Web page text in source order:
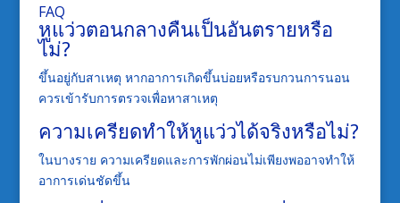
FAQ
หูแว่วตอนกลางคืนเป็นอันตรายหรือ
ไม่?
ขึ้นอยู่กับสาเหตุ หากอาการเกิดขึ้นบ่อยหรือรบกวนการนอน
ควรเข้ารับการตรวจเพื่อหาสาเหตุ
ความเครียดทำให้หูแว่วได้จริงหรือไม่?
ในบางราย ความเครียดและการพักผ่อนไม่เพียงพออาจทำให้
อาการเด่นชัดขึ้น